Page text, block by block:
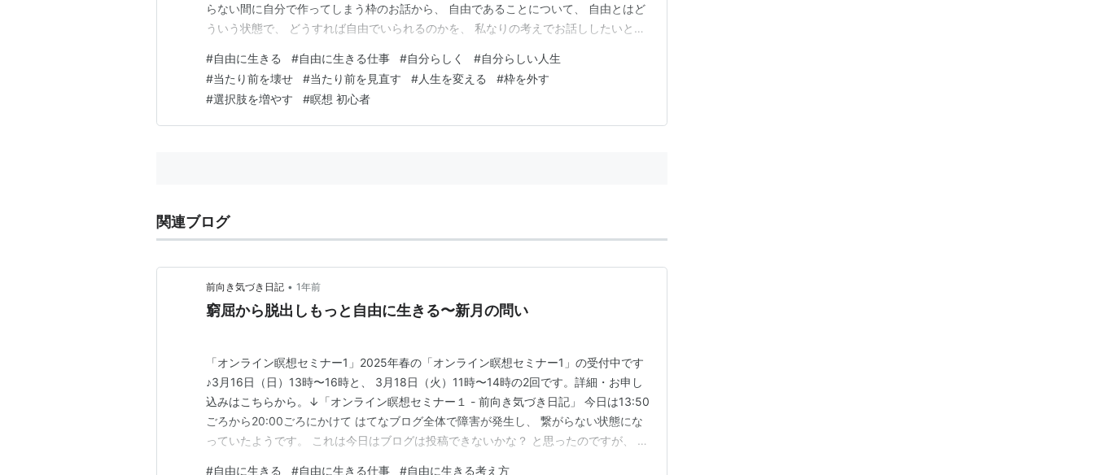
らない間に自分で作ってしまう枠のお話から、 自由であることについて、 自由とはど
ういう状態で、 どうすれば自由でいられるのかを、 私なりの考えでお話ししたいと思
ついても お話しします。 自分らしい生き方、自由に生きたいと思っている方は、 ぜひ
参考にしてみてくださ…
#自由に生きる #自由に生きる仕事 #自分らしく #自分らしい人生
#当たり前を壊せ #当たり前を見直す #人生を変える #枠を外す
#選択肢を増やす #瞑想 初心者
関連ブログ
前向き気づき日記 • 1年前
窮屈から脱出しもっと自由に生きる〜新月の問い
「オンライン瞑想セミナー1」2025年春の「オンライン瞑想セミナー1」の受付中です
♪3月16日（日）13時〜16時と、 3月18日（火）11時〜14時の2回です。詳細・お申し
込みはこちらから。↓「オンライン瞑想セミナー１ - 前向き気づき日記」 今日は13:50
ごろから20:00ごろにかけて はてなブログ全体で障害が発生し、 繋がらない状態にな
っていたようです。 これは今日はブログは投稿できないかな？ と思ったのですが、 復
#自由に生きる #自由に生きる仕事 #自由に生きる考え方